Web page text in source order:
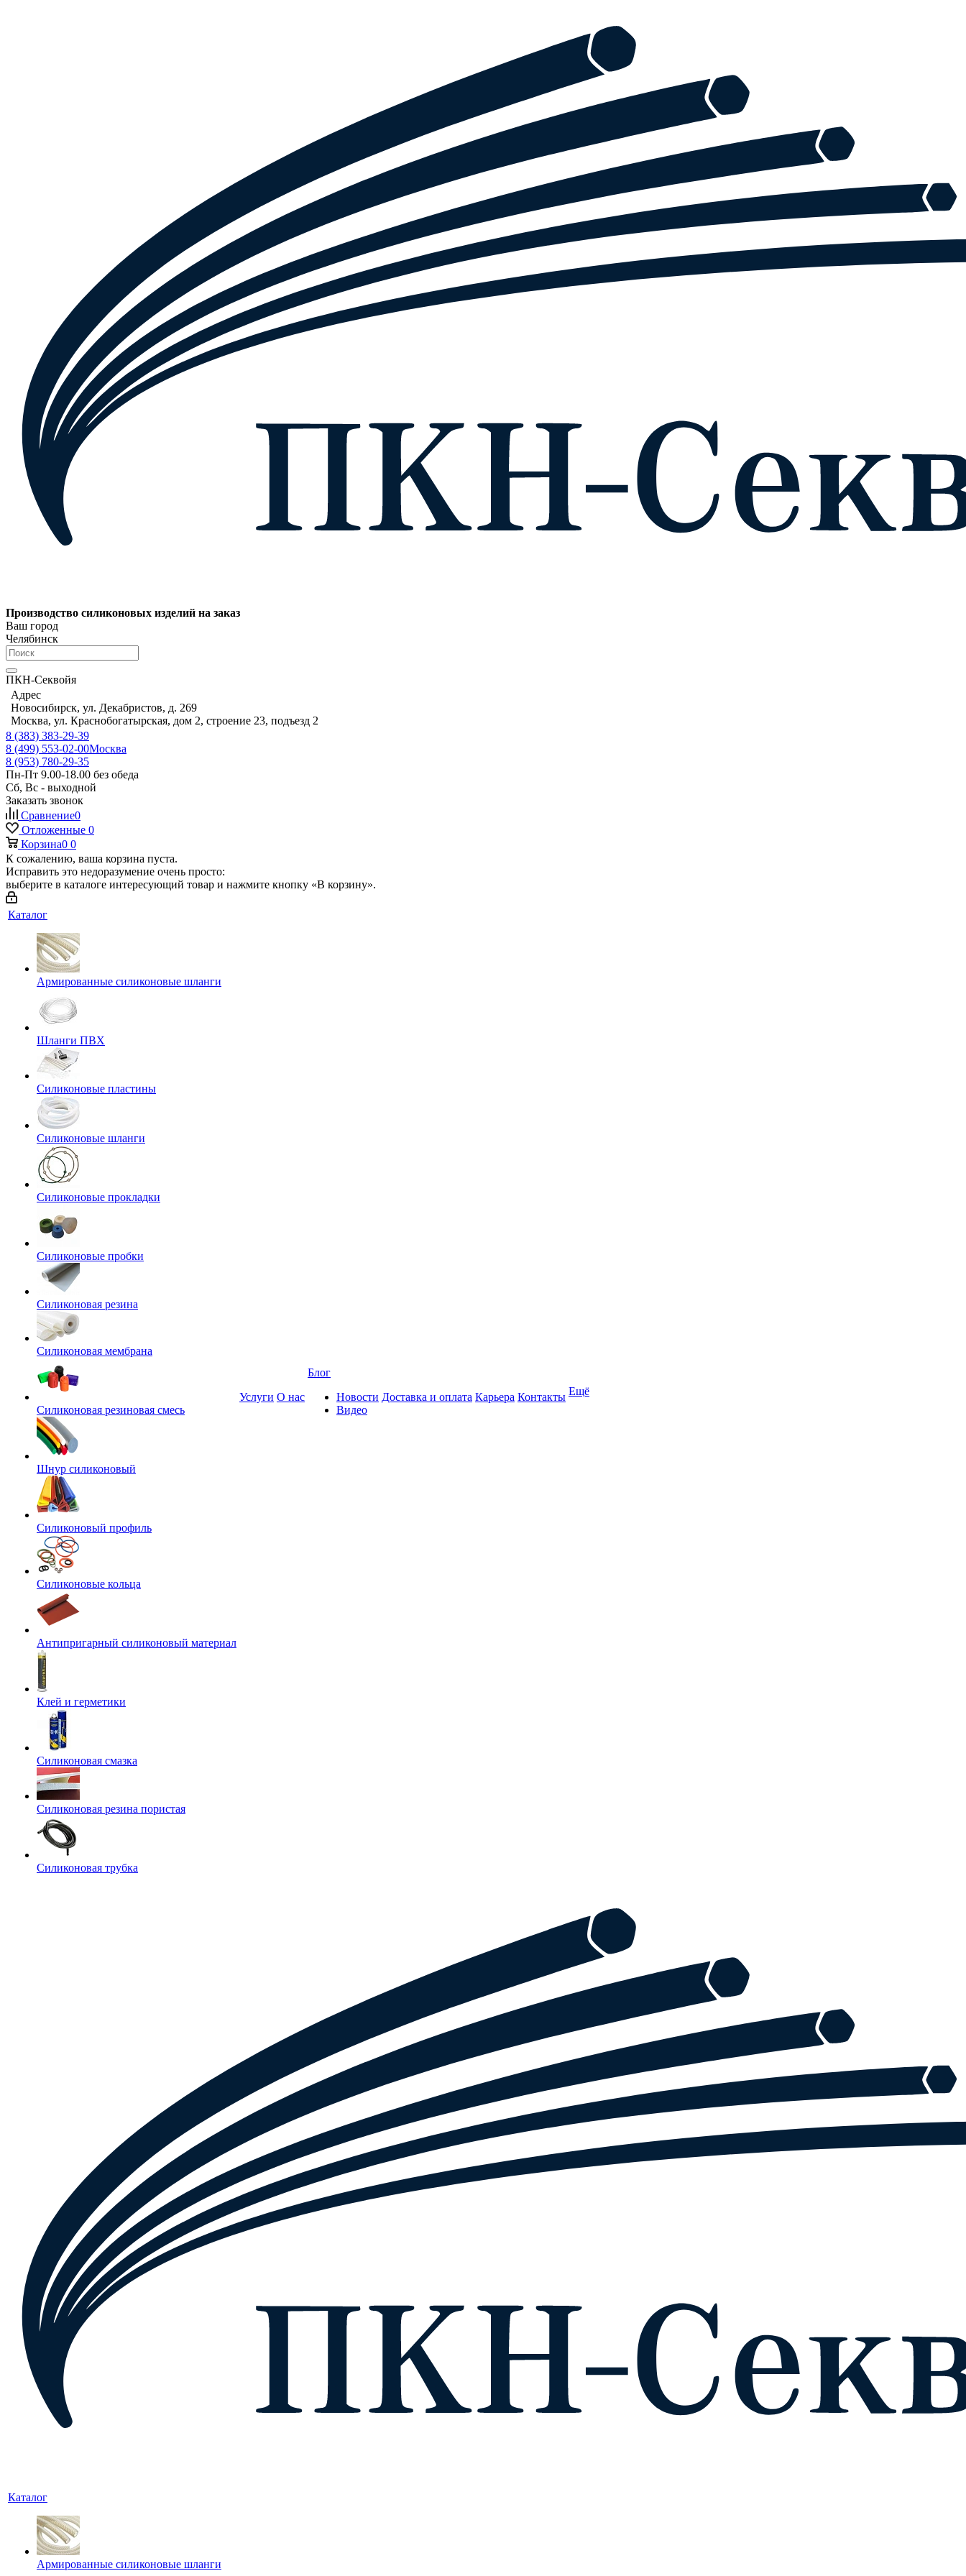
Производство силиконовых изделий на заказ
Ваш город
Челябинск
ПКН-Секвойя
Адрес
Новосибирск, ул. Декабристов, д. 269
Москва, ул. Краснобогатырская, дом 2, строение 23, подъезд 2
8 (383) 383-29-39
8 (499) 553-02-00Москва
8 (953) 780-29-35
Пн-Пт 9.00-18.00 без обеда
Сб, Вс - выходной
Заказать звонок
Сравнение0
Отложенные 0
Корзина0 0
К сожалению, ваша корзина пуста.
Исправить это недоразумение очень просто:
выберите в каталоге интересующий товар и нажмите кнопку «В корзину».
Каталог
Армированные силиконовые шланги
Шланги ПВХ
Силиконовые пластины
Силиконовые шланги
Силиконовые прокладки
Силиконовые пробки
Силиконовая резина
Силиконовая мембрана
Силиконовая резиновая смесь
Шнур силиконовый
Силиконовый профиль
Силиконовые кольца
Антипригарный силиконовый материал
Клей и герметики
Силиконовая смазка
Силиконовая резина пористая
Силиконовая трубка
Услуги О нас
Блог
Новости
Видео
Доставка и оплата Карьера Контакты Ещё
Каталог
Армированные силиконовые шланги